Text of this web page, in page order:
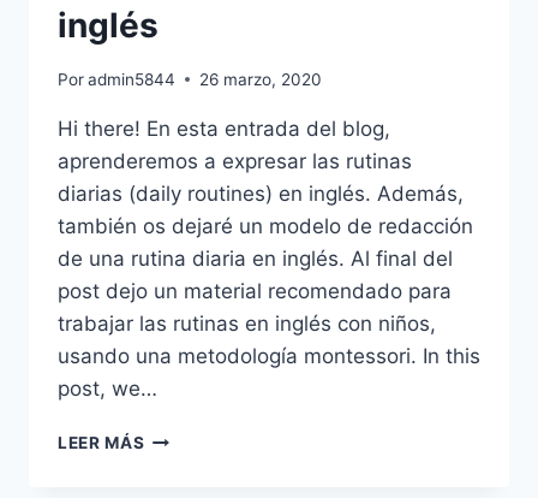
inglés
Poradmin5844 26 marzo, 2020
Hi there! En esta entrada del blog,
aprenderemos a expresar las rutinas
diarias (daily routines) en inglés. Además,
también os dejaré un modelo de redacción
de una rutina diaria en inglés. Al final del
post dejo un material recomendado para
trabajar las rutinas en inglés con niños,
usando una metodología montessori. In this
post, we…
LEER MÁS RUTINAS